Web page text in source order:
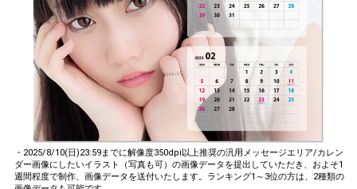
・2025/8/10(日)23:59までに解像度350dpi以上推奨の汎用メッセージエリア/カレン
ダー画像にしたいイラスト（写真も可）の画像データを提出していただき、およそ1
週間程度で制作、画像データを送付いたします。ランキング1～3位の方は、2種類の